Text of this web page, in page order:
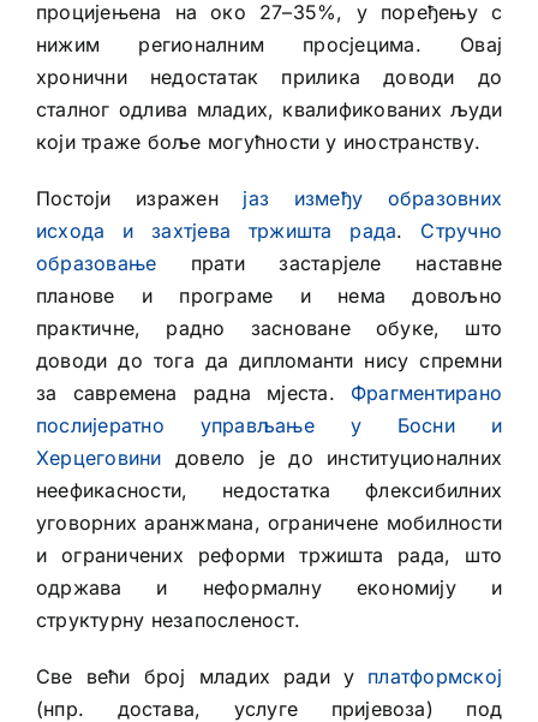
процијењена на око 27–35%, у поређењу с
нижим регионалним просјецима. Овај
хронични недостатак прилика доводи до
сталног одлива младих, квалификованих људи
који траже боље могућности у иностранству.
Постоји изражен јаз између образовних
исхода и захтјева тржишта рада. Стручно
образовање прати застарјеле наставне
планове и програме и нема довољно
практичне, радно засноване обуке, што
доводи до тога да дипломанти нису спремни
за савремена радна мјеста. Фрагментирано
послијератно управљање у Босни и
Херцеговини довело је до институционалних
неефикасности, недостатка флексибилних
уговорних аранжмана, ограничене мобилности
и ограничених реформи тржишта рада, што
одржава и неформалну економију и
структурну незапосленост.
Све већи број младих ради у платформској
(нпр. достава, услуге пријевоза) под